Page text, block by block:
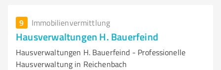
9 Immobilienvermittlung
Hausverwaltungen H. Bauerfeind
Hausverwaltungen H. Bauerfeind - Professionelle
Hausverwaltung in Reichenbach